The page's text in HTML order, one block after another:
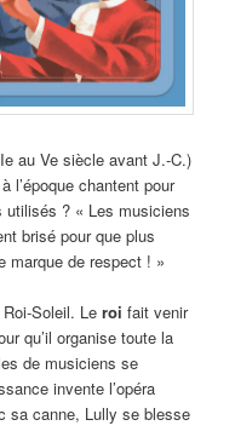
au Ve siècle avant J.-C.)
l’époque chantent pour
? « Les musiciens
brisé pour que plus
marque de respect ! »
Roi-Soleil. Leroi fait venir
qu’il organise toute la
de musiciens se
invente l’opéra
sa canne, Lully se blesse